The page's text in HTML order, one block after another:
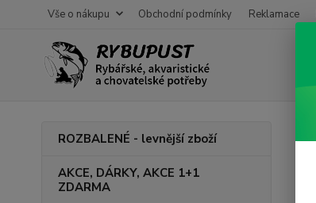
Vše o nákupu Obchodní podmínky Reklamace
ROZBALENÉ - levnější zboží
AKCE, DÁRKY, AKCE 1+1
ZDARMA